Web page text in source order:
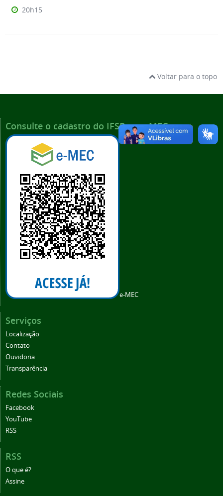
20h15
Voltar para o topo
Consulte o cadastro do IFSP no e-MEC
e-MEC
Serviços
Localização
Contato
Ouvidoria
Transparência
Redes Sociais
Facebook
YouTube
RSS
RSS
O que é?
Assine